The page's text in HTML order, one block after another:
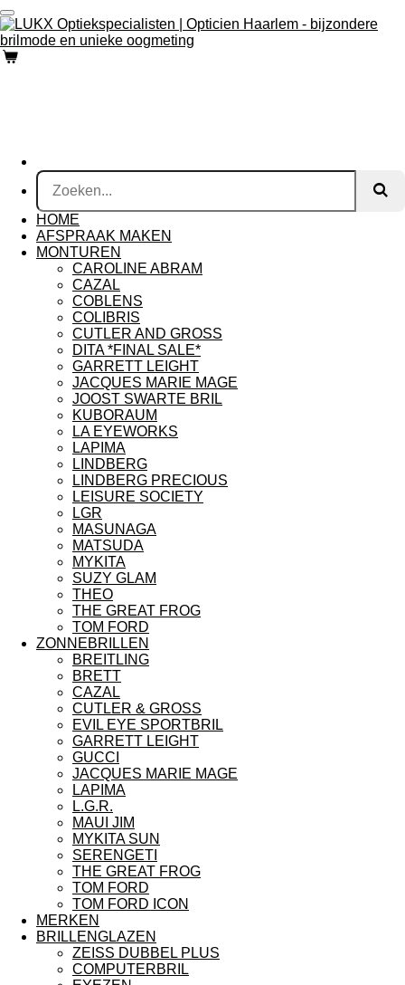
Ga
direct
naar
de
HOME
AFSPRAAK MAKEN
MONTUREN
CAROLINE ABRAM
CAZAL
COBLENS
COLIBRIS
CUTLER AND GROSS
DITA *FINAL SALE*
GARRETT LEIGHT
JACQUES MARIE MAGE
JOOST SWARTE BRIL
KUBORAUM
LA EYEWORKS
LAPIMA
LINDBERG
LINDBERG PRECIOUS
LEISURE SOCIETY
LGR
MASUNAGA
MATSUDA
MYKITA
SUZY GLAM
THEO
THE GREAT FROG
TOM FORD
ZONNEBRILLEN
BREITLING
BRETT
CAZAL
CUTLER & GROSS
EVIL EYE SPORTBRIL
GARRETT LEIGHT
GUCCI
JACQUES MARIE MAGE
LAPIMA
L.G.R.
MAUI JIM
MYKITA SUN
SERENGETI
THE GREAT FROG
TOM FORD
TOM FORD ICON
MERKEN
BRILLENGLAZEN
ZEISS DUBBEL PLUS
COMPUTERBRIL